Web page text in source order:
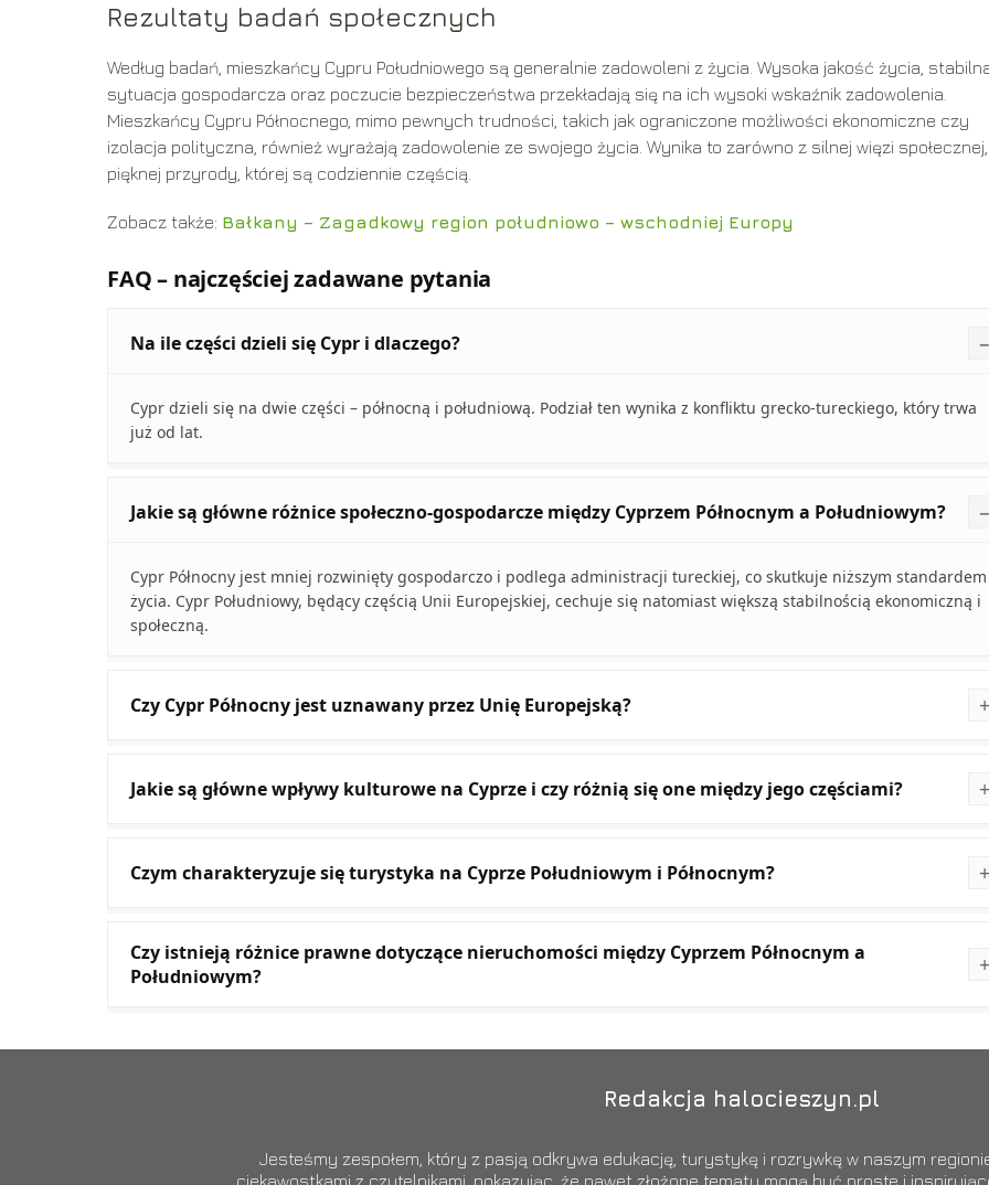
Rezultaty badań społecznych
Według badań, mieszkańcy Cypru Południowego są generalnie zadowoleni z życia. Wysoka jakość życia,
sytuacja gospodarcza oraz poczucie bezpieczeństwa przekładają się na ich wysoki wskaźnik zadowolenia.
Mieszkańcy Cypru Północnego, mimo pewnych trudności, takich jak ograniczone możliwości ekonomiczne czy
izolacja polityczna, również wyrażają zadowolenie ze swojego życia. Wynika to zarówno z silnej więzi społecznej,
pięknej przyrody, której są codziennie częścią.
Zobacz także: Bałkany – Zagadkowy region południowo – wschodniej Europy
FAQ – najczęściej zadawane pytania
Na ile części dzieli się Cypr i dlaczego?
Cypr dzieli się na dwie części – północną i południową. Podział ten wynika z konfliktu grecko-tureckiego, który trwa
już od lat.
Jakie są główne różnice społeczno-gospodarcze między Cyprzem Północnym a Południowym?
Cypr Północny jest mniej rozwinięty gospodarczo i podlega administracji tureckiej, co skutkuje niższym standardem
życia. Cypr Południowy, będący częścią Unii Europejskiej, cechuje się natomiast większą stabilnością ekonomiczną i
społeczną.
Czy Cypr Północny jest uznawany przez Unię Europejską?
Jakie są główne wpływy kulturowe na Cyprze i czy różnią się one między jego częściami?
Czym charakteryzuje się turystyka na Cyprze Południowym i Północnym?
Czy istnieją różnice prawne dotyczące nieruchomości między Cyprzem Północnym a
Południowym?
Redakcja halocieszyn.pl
Jesteśmy zespołem, który z pasją odkrywa edukację, turystykę i rozrywkę w naszym
ciekawostkami z czytelnikami, pokazując, że nawet złożone tematy mogą być proste i